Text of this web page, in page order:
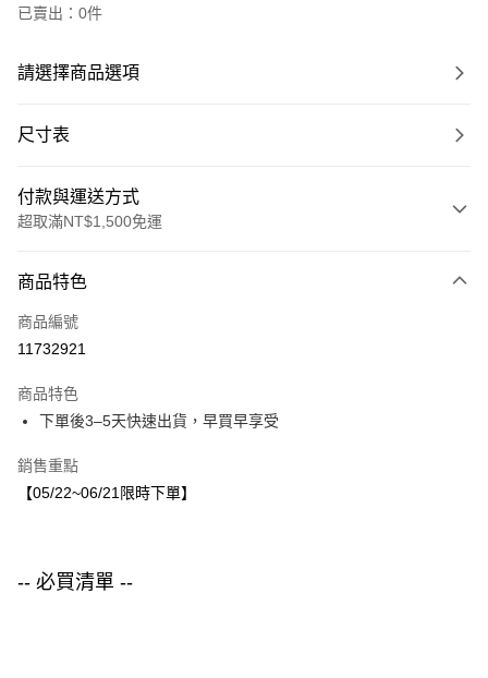
已賣出：0件
請選擇商品選項
尺寸表
付款與運送方式
超取滿NT$1,500免運
信用卡一次付款
LINE Pay
街口支付
悠遊付
每筆NT$80，滿NT$1,500(含以上)免運費
商品特色
商品編號
11732921
商品特色
下單後3–5天快速出貨，早買早享受
銷售重點
【05/22~06/21限時下單】
-- 必買清單 --